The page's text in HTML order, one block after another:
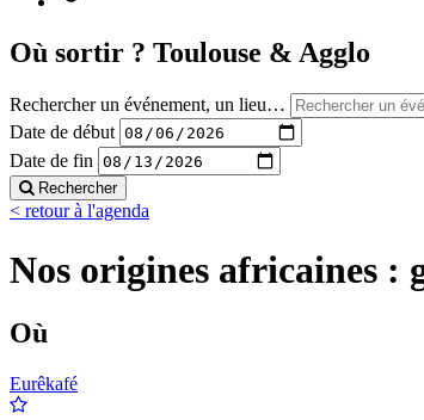
Où sortir ? Toulouse & Agglo
Rechercher un événement, un lieu…
Date de début
Date de fin
Rechercher
< retour à l'agenda
Nos origines africaines :
Où
Eurêkafé